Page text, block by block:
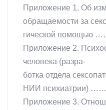
Приложение 1. Об
обращаемости за
гической
Приложение 2.
человека (разра-
ботка отдела
НИИ
Приложение 3.